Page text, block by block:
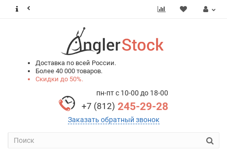
Доставка по всей России.
Более 40 000 товаров.
Скидки до 50%.
пн-пт с 10-00 до 18-00
+7 (812) 245-29-28
Заказать обратный звонок